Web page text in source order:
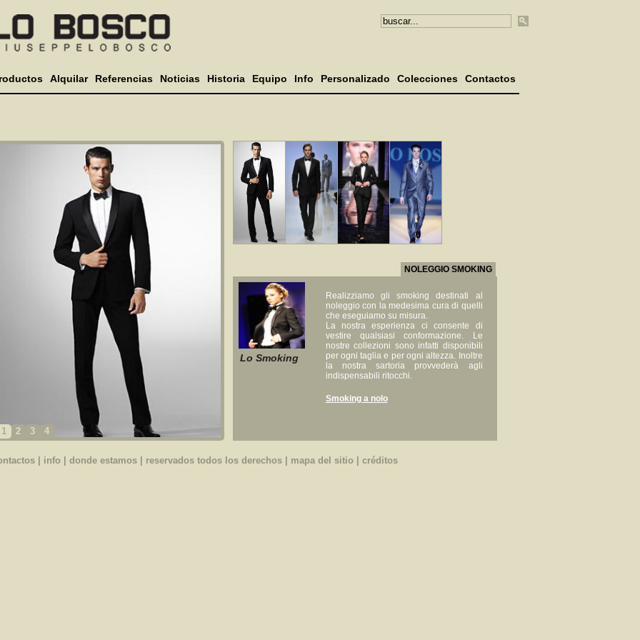
Alquilar Referencias Noticias Historia Equipo Info Personalizado Colecciones Contactos
1 2 3 4
NOLEGGIO SMOKING
Realizziamo gli smoking destinati al
noleggio con la medesima cura di quelli
che eseguiamo su misura.
La nostra esperienza ci consente di
vestire qualsiasi conformazione. Le
nostre collezioni sono infatti disponibili
per ogni taglia e per ogni altezza. Inoltre
la nostra sartoria provvederà agli
indispensabili ritocchi.
Lo Smoking
Smoking a nolo
| info| donde estamos| reservados todos los derechos | mapa del sitio| créditos